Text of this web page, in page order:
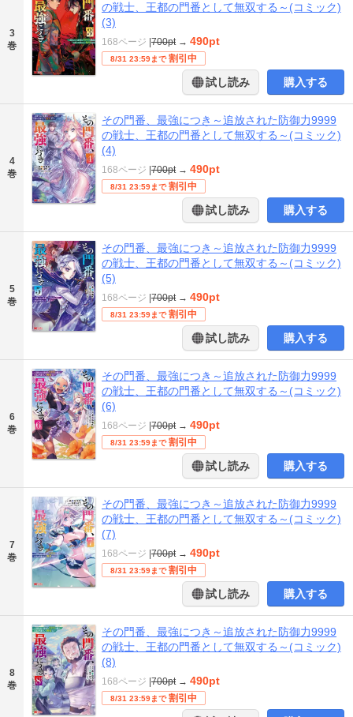
3
巻
の戦士、王都の門番として無双する～(コミック)
(3)
168ページ 700pt → 490pt
8/31 23:59まで 割引中
試し読み 購入する
4
巻
その門番、最強につき～追放された防御力9999
の戦士、王都の門番として無双する～(コミック)
(4)
168ページ 700pt → 490pt
8/31 23:59まで 割引中
試し読み 購入する
5
巻
その門番、最強につき～追放された防御力9999
の戦士、王都の門番として無双する～(コミック)
(5)
168ページ 700pt → 490pt
8/31 23:59まで 割引中
試し読み 購入する
6
巻
その門番、最強につき～追放された防御力9999
の戦士、王都の門番として無双する～(コミック)
(6)
168ページ 700pt → 490pt
8/31 23:59まで 割引中
試し読み 購入する
7
巻
その門番、最強につき～追放された防御力9999
の戦士、王都の門番として無双する～(コミック)
(7)
168ページ 700pt → 490pt
8/31 23:59まで 割引中
試し読み 購入する
8
巻
その門番、最強につき～追放された防御力9999
の戦士、王都の門番として無双する～(コミック)
(8)
168ページ 700pt → 490pt
8/31 23:59まで 割引中